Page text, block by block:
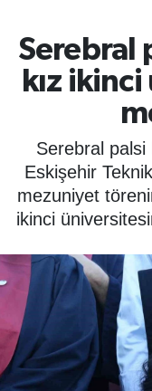
Serebral
kız
Serebral palsi
Eskişehir
mezuniyet
ikinci
ÇEVRE
BİLİM -
KADIN
KÜLTÜR
MAGAZİN